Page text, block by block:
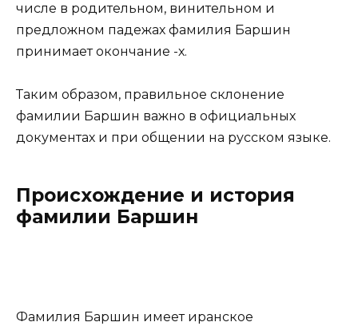
числе в родительном, винительном и
предложном падежах фамилия Баршин
принимает окончание -х.
Таким образом, правильное склонение
фамилии Баршин важно в официальных
документах и при общении на русском языке.
Происхождение и история
фамилии Баршин
Фамилия Баршин имеет иранское